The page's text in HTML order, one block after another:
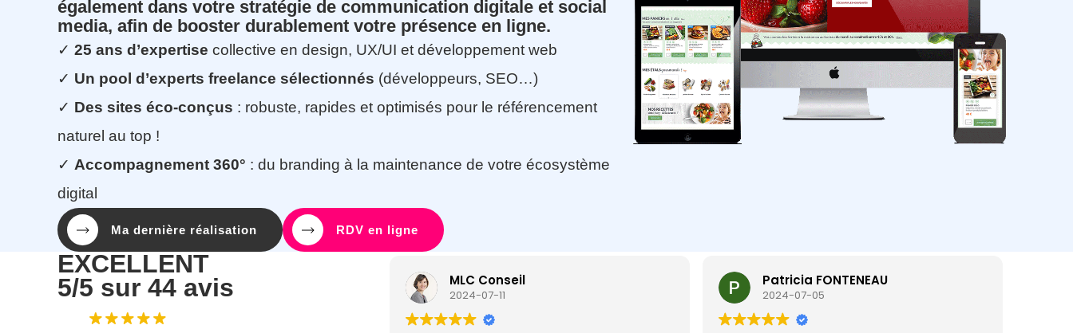
également dans votre stratégie de communication digitale et social
media, afin de booster durablement votre présence en ligne.
✓ 25 ans d’expertise collective en design, UX/UI et développement web
✓ Un pool d’experts freelance sélectionnés (développeurs, SEO…)
✓ Des sites éco-conçus : robuste, rapides et optimisés pour le référencement
naturel au top !
✓ Accompagnement 360° : du branding à la maintenance de votre écosystème
digital
Ma dernière réalisation RDV en ligne
EXCELLENT
5/5 sur 44 avis
MLC Conseil
2024-07-11
Patricia FONTENEAU
2024-07-05